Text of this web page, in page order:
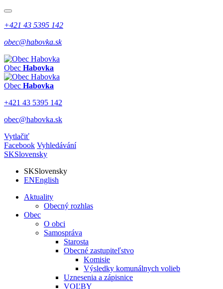
+421 43 5395 142
obec@habovka.sk
Obec Habovka
Obec Habovka
+421 43 5395 142
obec@habovka.sk
Vytlačiť
Facebook Vyhledávání
SKSlovensky
SKSlovensky
ENEnglish
Aktuality
Obecný rozhlas
Obec
O obci
Samospráva
Starosta
Obecné zastupiteľstvo
Komisie
Výsledky komunálnych volieb
Uznesenia a zápisnice
VOĽBY